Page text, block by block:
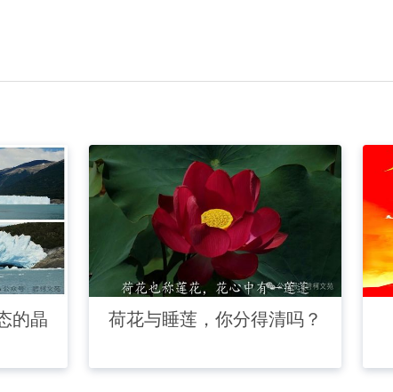
的晶
荷花与睡莲，你分得清吗？